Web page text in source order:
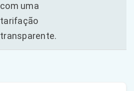
com uma
tarifação
transparente.